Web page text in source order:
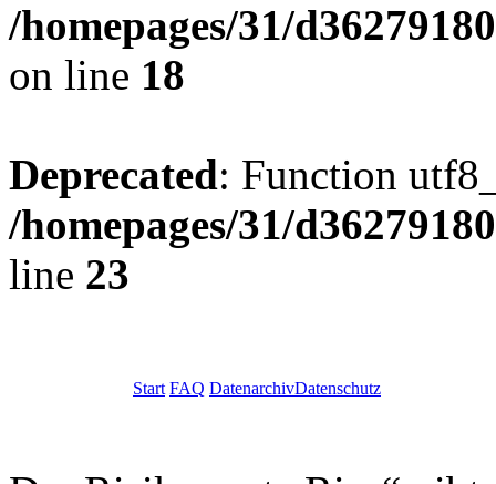
/homepages/31/
on line 18
Deprecated: Function
/homepages/31/
line 23
Start FAQ DatenarchivDatenschutz